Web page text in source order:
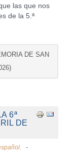
las que nos
de la 5.ª
DE SAN
6ª
DE